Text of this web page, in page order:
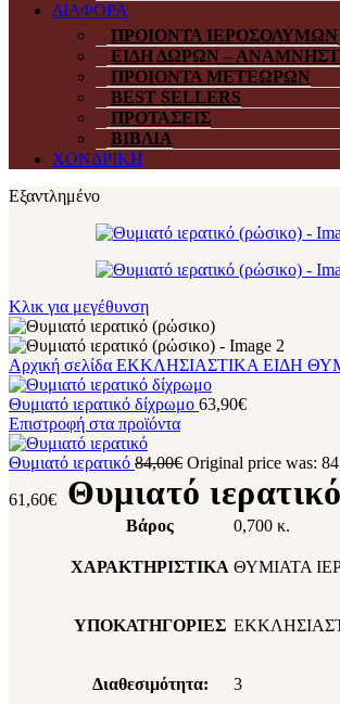
ΔΙΑΦΟΡΑ
ΠΡΟΙΟΝΤΑ ΙΕΡΟΣΟΛΥΜΩΝ
ΕΙΔΗ ΔΩΡΩΝ –
ΠΡΟΙΟΝΤΑ ΜΕΤΕΩΡΩΝ
BEST SELLERS
ΠΡΟΤΑΣΕΙΣ
ΒΙΒΛΙΑ
ΧΟΝΔΡΙΚΗ
Εξαντλημένο
Κλικ για μεγέθυνση
Αρχική σελίδα ΕΚΚΛΗΣΙΑΣΤΙΚΑ ΕΙΔΗ
Θυμιατό ιερατικό δίχρωμο 63,90€
Επιστροφή στα προϊόντα
Θυμιατό ιερατικό 84,00€ Original price was:
Θυμιατό
61,60€
Βάρος 0,700 κ.
ΧΑΡΑΚΤΗΡΙΣΤΙΚΑ ΘΥΜΙΑΤΑ
ΥΠΟΚΑΤΗΓΟΡΙΕΣ
Διαθεσιμότητα: 3